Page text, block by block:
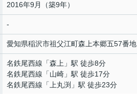
2016年9月（築9年）
-
愛知県稲沢市祖父江町森上本郷五57番地
名鉄尾西線 「森上 」駅 徒歩8分
名鉄尾西線 「山崎 」駅 徒歩17分
名鉄尾西線 「 上丸渕 」駅 徒歩23分